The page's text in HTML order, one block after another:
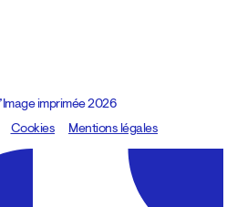
imprimée 2026
8080.studio
Cookies Mentions légales